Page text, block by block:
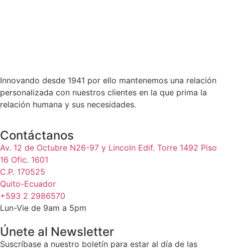
Innovando desde 1941 por ello mantenemos una relación
personalizada con nuestros clientes en la que prima la
relación humana y sus necesidades.
Contáctanos
Av. 12 de Octubre N26-97 y Lincoln Edif. Torre 1492 Piso
16 Ofic. 1601
C.P. 170525
Quito-Ecuador
+593 2 2986570
Lun-Vie de 9am a 5pm
Únete al Newsletter
Suscríbase a nuestro boletín para estar al día de las